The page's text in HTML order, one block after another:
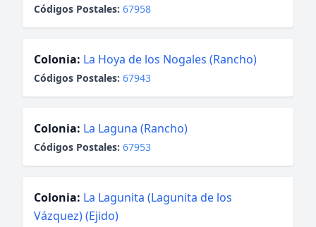
Códigos Postales: 67958
Colonia: La Hoya de los Nogales (Rancho)
Códigos Postales: 67943
Colonia: La Laguna (Rancho)
Códigos Postales: 67953
Colonia: La Lagunita (Lagunita de los
Vázquez) (Ejido)